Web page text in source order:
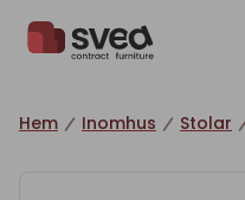
Hem Inomhus Stolar